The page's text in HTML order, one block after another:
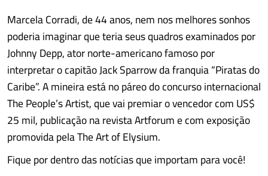
Marcela Corradi, de 44 anos, nem nos melhores sonhos
poderia imaginar que teria seus quadros examinados por
Johnny Depp, ator norte-americano famoso por
interpretar o capitão Jack Sparrow da franquia “Piratas do
Caribe”. A mineira está no páreo do concurso internacional
The People’s Artist, que vai premiar o vencedor com US$
25 mil, publicação na revista Artforum e com exposição
promovida pela The Art of Elysium.
Fique por dentro das notícias que importam para você!